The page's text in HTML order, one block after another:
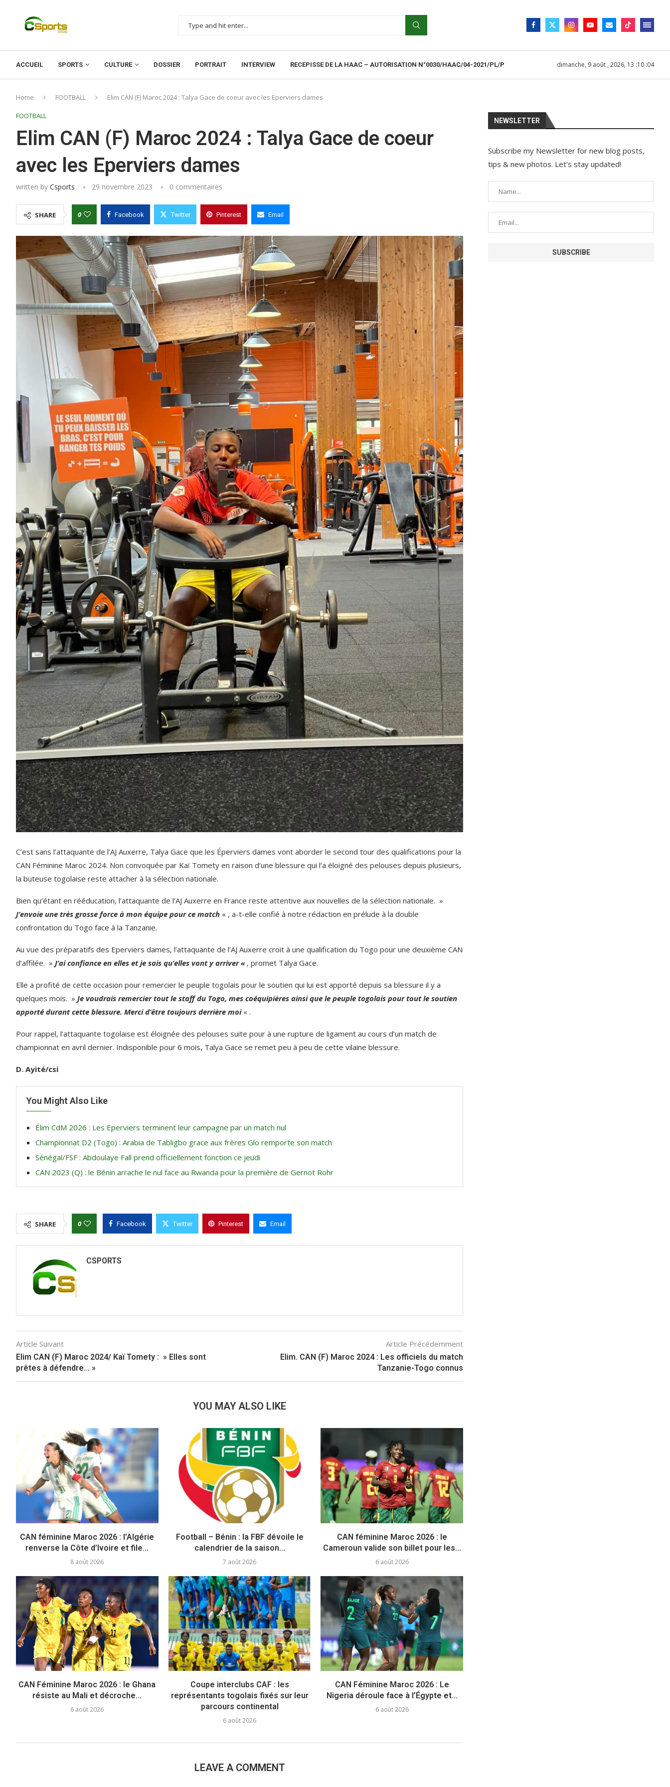
ACCUEIL SPORTS CULTURE DOSSIER PORTRAIT INTERVIEW RECEPISSE DE LA HAAC – AUTORISATION N°0030/HAAC/04-2021/PL/P dimanche, 9 août , 2026, 13 :10 :04
Home FOOTBALL Elim CAN (F) Maroc 2024 : Talya Gace de coeur avec les Eperviers dames
FOOTBALL
Elim CAN (F) Maroc 2024 : Talya Gace de coeur
avec les Eperviers dames
written by Csports 29 novembre 2023 0 commentaires
SHARE 0 Facebook Twitter Pinterest Email
C’est sans l’attaquante de l’AJ Auxerre, Talya Gace que les Éperviers dames vont aborder le second tour des qualifications pour la
CAN Féminine Maroc 2024. Non convoquée par Kaï Tomety en raison d’une blessure qui l’a éloigné des pelouses depuis plusieurs,
la buteuse togolaise reste attacher à la sélection nationale.
Bien qu’étant en rééducation, l’attaquante de l’AJ Auxerre en France reste attentive aux nouvelles de la sélection nationale. »
J’envoie une très grosse force à mon équipe pour ce match « , a-t-elle confié à notre rédaction en prélude à la double
confrontation du Togo face à la Tanzanie.
Au vue des préparatifs des Eperviers dames, l’attaquante de l’AJ Auxerre croit à une qualification du Togo pour une deuxième CAN
d’affilée. » J’ai confiance en elles et je sais qu’elles vont y arriver « , promet Talya Gace.
Elle a profité de cette occasion pour remercier le peuple togolais pour le soutien qui lui est apporté depuis sa blessure il y a
quelques mois. » Je voudrais remercier tout le staff du Togo, mes coéquipières ainsi que le peuple togolais pour tout le soutien
apporté durant cette blessure. Merci d’être toujours derrière moi « .
Pour rappel, l’attaquante togolaise est éloignée des pelouses suite pour à une rupture de ligament au cours d’un match de
championnat en avril dernier. Indisponible pour 6 mois, Talya Gace se remet peu à peu de cette vilaine blessure.
D. Ayité/csi
You Might Also Like
Élim CdM 2026 : Les Eperviers terminent leur campagne par un match nul
Championnat D2 (Togo) : Arabia de Tabligbo grace aux frères Glo remporte son match
Sénégal/FSF : Abdoulaye Fall prend officiellement fonction ce jeudi
CAN 2023 (Q) : le Bénin arrache le nul face au Rwanda pour la première de Gernot Rohr
SHARE 0 Facebook Twitter Pinterest Email
CSPORTS
Article Suivant
Elim CAN (F) Maroc 2024/ Kaï Tomety : » Elles sont
prêtes à défendre… »
Article Précédemment
Elim. CAN (F) Maroc 2024 : Les officiels du match
Tanzanie-Togo connus
YOU MAY ALSO LIKE
CAN féminine Maroc 2026 : l’Algérie
renverse la Côte d’Ivoire et file...
8 août 2026
Football – Bénin : la FBF dévoile le
calendrier de la saison...
7 août 2026
CAN féminine Maroc 2026 : le
Cameroun valide son billet pour les...
6 août 2026
CAN Féminine Maroc 2026 : le Ghana
résiste au Mali et décroche...
6 août 2026
Coupe interclubs CAF : les
représentants togolais fixés sur leur
parcours continental
6 août 2026
CAN Féminine Maroc 2026 : Le
Nigeria déroule face à l’Égypte et...
6 août 2026
LEAVE A COMMENT
NEWSLETTER
Subscribe my Newsletter for new blog posts,
tips & new photos. Let's stay updated!